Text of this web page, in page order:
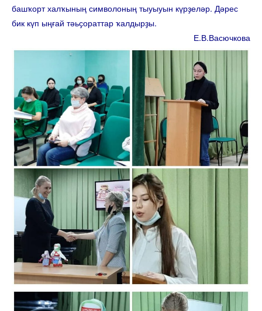
башҡорт халҡының символоның тыуыуын күрҙеләр. Дәрес
бик күп ыңғай тәьҫораттар ҡалдырҙы.
Е.В.Васючкова